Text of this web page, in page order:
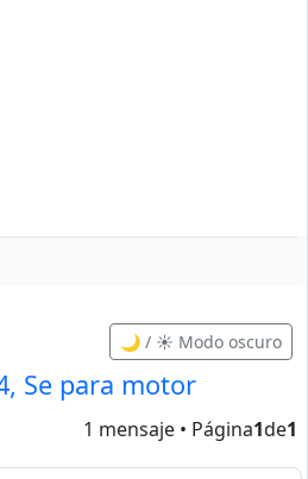
🌙 / ☀️ Modo oscuro
Se para motor
1 mensaje • Página1de1